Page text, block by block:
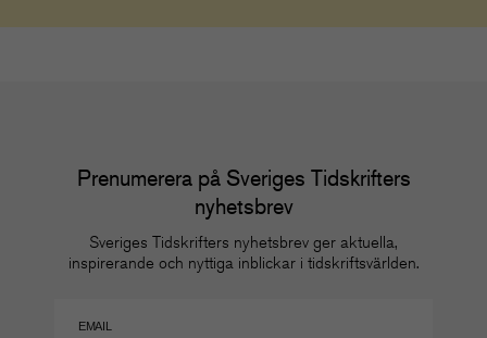
Prenumerera på Sveriges Tidskrifters
nyhetsbrev
Sveriges Tidskrifters nyhetsbrev ger aktuella,
inspirerande och nyttiga inblickar i tidskriftsvärlden.